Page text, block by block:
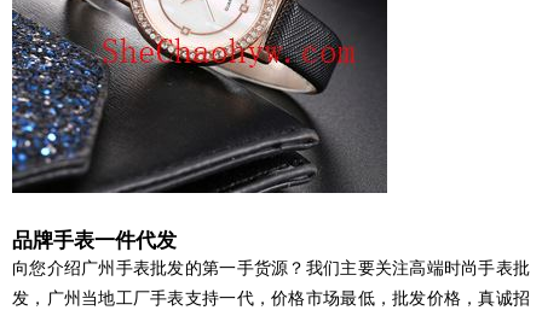
品牌手表一件代发
向您介绍广州手表批发的第一手货源？我们主要关注高端时尚手表批
发，广州当地工厂手表支持一代，价格市场最低，批发价格，真诚招